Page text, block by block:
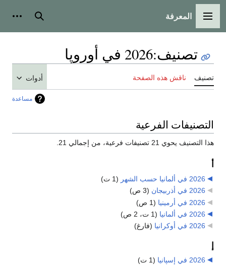
القائمة الرئيسية
المعرفة بحث
تصنيف:2026 في أوروپا
تصنيف ناقش هذه الصفحة أدوات
مساعدة
التصنيفات الفرعية
هذا التصنيف يحوي 21 تصنيفات فرعية، من إجمالي 21.
2026 في ألمانيا حسب الشهر
(1 ت)
2026 في أذربيجان
(3 ص)
2026 في أرمينيا
(1 ص)
2026 في ألمانيا
(1 ت، 2 ص)
2026 في أوكرانيا
(فارغ)
إ
2026 في إسپانيا
(1 ت)